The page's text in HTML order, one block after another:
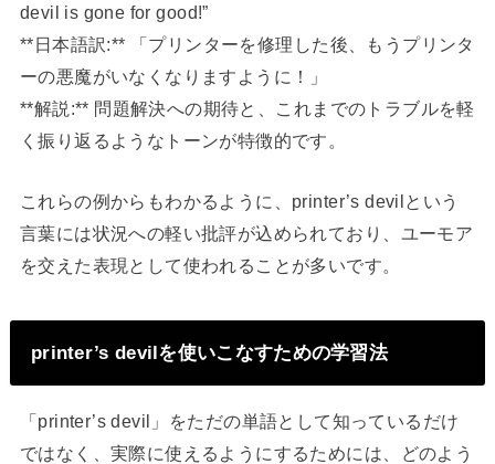
devil is gone for good!”
**日本語訳:** 「プリンターを修理した後、もうプリンタ
ーの悪魔がいなくなりますように！」
**解説:** 問題解決への期待と、これまでのトラブルを軽
く振り返るようなトーンが特徴的です。
これらの例からもわかるように、printer’s devilという
言葉には状況への軽い批評が込められており、ユーモア
を交えた表現として使われることが多いです。
printer’s devilを使いこなすための学習法
「printer’s devil」をただの単語として知っているだけ
ではなく、実際に使えるようにするためには、どのよう